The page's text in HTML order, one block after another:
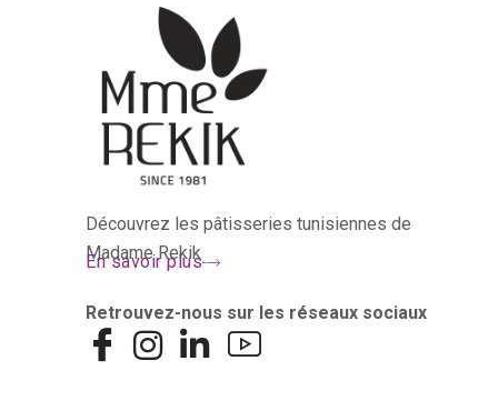
Découvrez les pâtisseries tunisiennes de
Madame Rekik
En savoir plus
Retrouvez-nous sur les réseaux sociaux